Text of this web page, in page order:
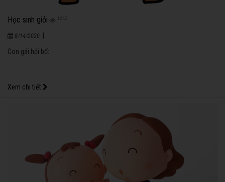
Học sinh giỏi 1242
8/14/2020
Con gái hỏi bố:
Xem chi tiết